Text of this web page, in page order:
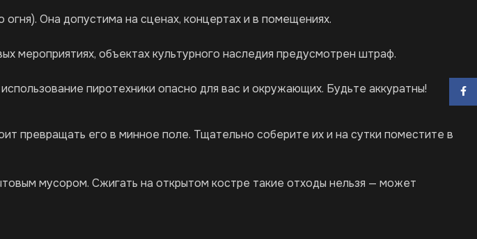
Она допустима на сценах, концертах и в помещениях.
мероприятиях, объектах культурного наследия предусмотрен штраф.
пиротехники опасно для вас и окружающих. Будьте аккуратны!
превращать его в минное поле. Тщательно соберите их и на сутки поместите в
мусором. Сжигать на открытом костре такие отходы нельзя — может